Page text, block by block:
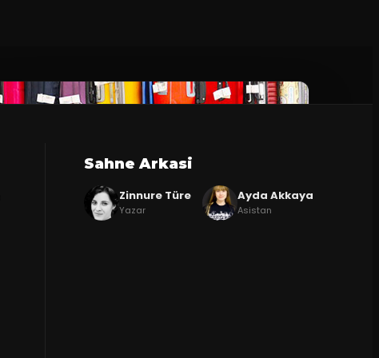
Sahne Arkasi
Zinnure Türe
Yazar
Ayda Akkaya
Asistan